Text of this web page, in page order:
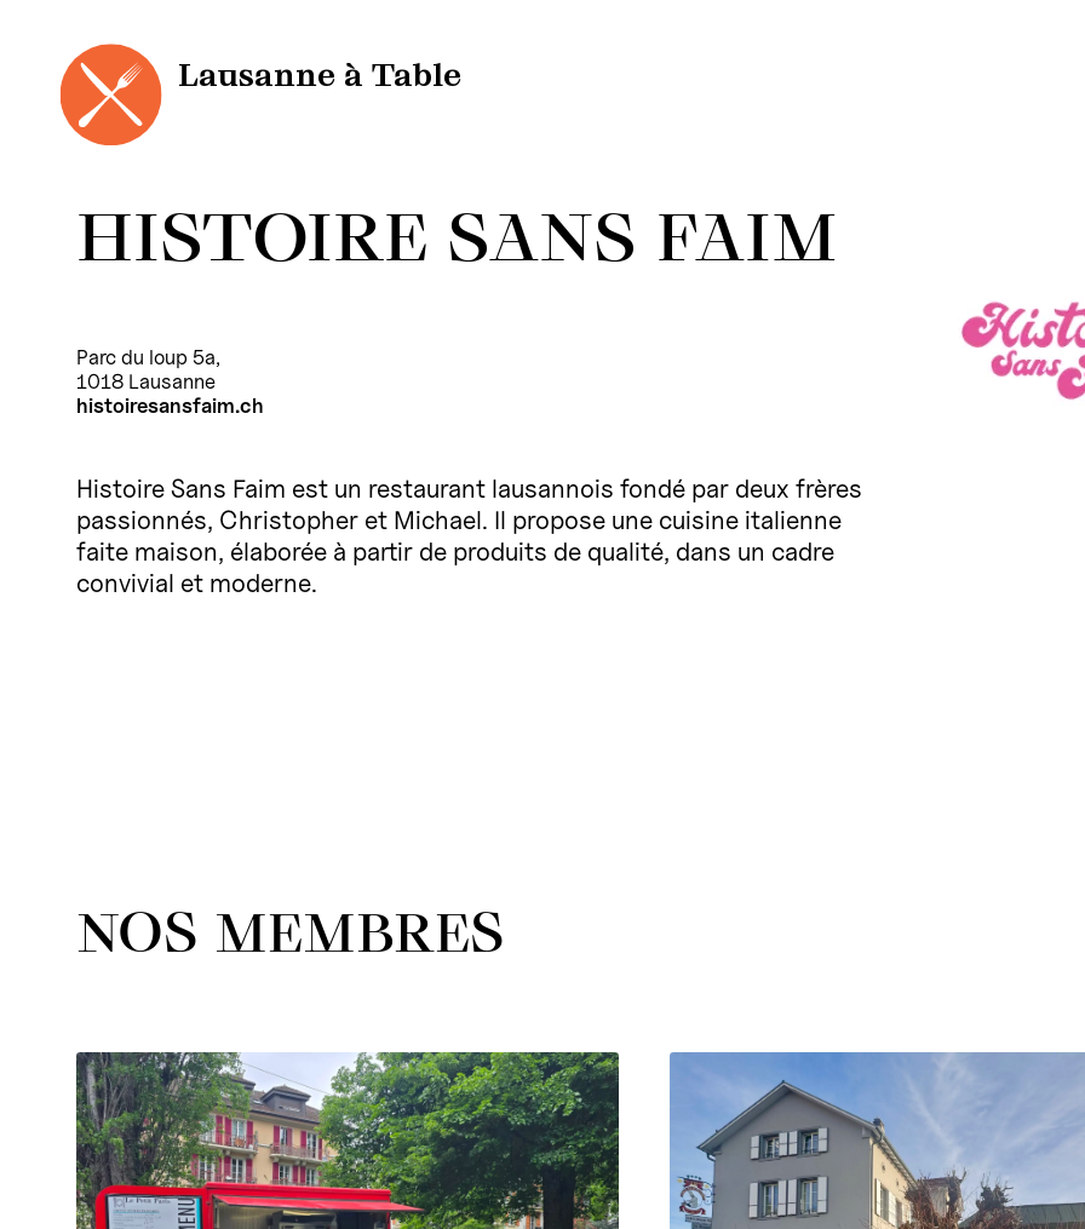
contenu
Lausanne à Table
HISTOIRE SANS FAIM
Parc du loup 5a,
1018 Lausanne
histoiresansfaim.ch
Histoire Sans Faim est un restaurant lausannois fondé par deux frères
passionnés, Christopher et Michael. Il propose une cuisine italienne
faite maison, élaborée à partir de produits de qualité, dans un cadre
convivial et moderne.
NOS MEMBRES